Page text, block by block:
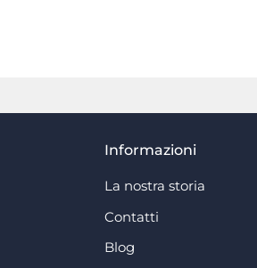
Informazioni
La nostra storia
Contatti
Blog